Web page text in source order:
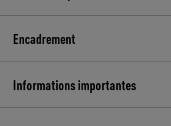
Encadrement
Informations importantes